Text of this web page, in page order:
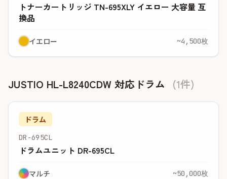
トナーカートリッジ TN-695XLY イエロー 大容量 互
換品
イエロー ~4,500枚
JUSTIO HL-L8240CDW 対応ドラム (1件)
ドラム
DR-695CL
ドラムユニット DR-695CL
マルチ ~50,000枚